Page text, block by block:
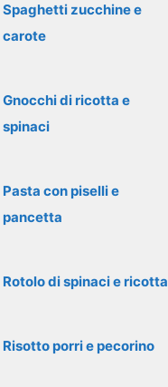
Spaghetti zucchine e
carote
Gnocchi di ricotta e
spinaci
Pasta con piselli e
pancetta
Rotolo di spinaci e ricotta
Risotto porri e pecorino